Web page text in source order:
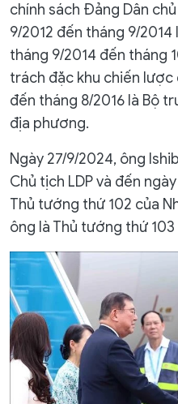
chính sách Đảng Dân
9/2012 đến tháng 9/2014
tháng 9/2014 đến tháng
trách đặc khu chiến lược
đến tháng 8/2016 là Bộ
địa phương.
Ngày 27/9/2024, ông
Chủ tịch LDP và đến
Thủ tướng thứ 102 của
ông là Thủ tướng thứ 103